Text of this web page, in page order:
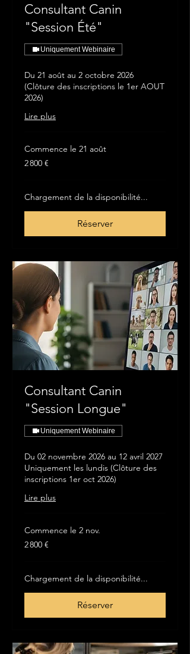
Consultant Canin
"Session Été"
Uniquement Webinaire
Du 21 août au 2 octobre 2026
(Clôture des inscriptions le 1er AOUT
2026)
Lire plus
Commence le 21 août
2 800
euros
2 800 €
Chargement de la disponibilité...
Réserver
Consultant Canin
"Session Longue"
Uniquement Webinaire
Du 02 novembre 2026 au 12 avril 2027
Uniquement les lundis (Clôture des
inscriptions 1er oct 2026)
Lire plus
Commence le 2 nov.
2 800
euros
2 800 €
Chargement de la disponibilité...
Réserver